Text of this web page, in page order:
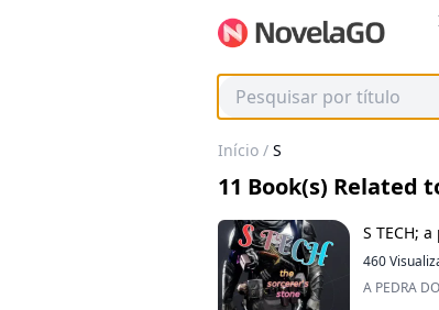
Início / S
11 Book(s) Related
S TECH;
460
A PEDRA